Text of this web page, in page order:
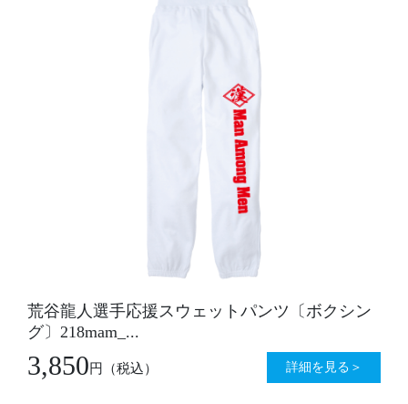
荒谷龍人選手応援スウェットパンツ〔ボクシン
グ〕218mam_...
3,850円 （税込） 詳細を見る＞